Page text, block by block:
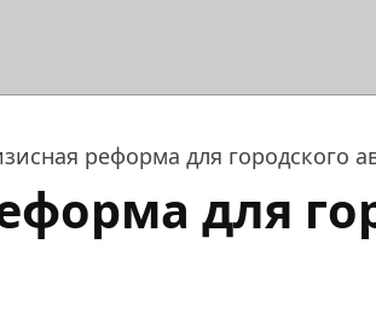
реформа для городского
для